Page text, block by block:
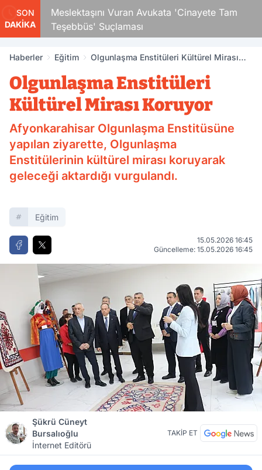
SON
DAKİKA
Meslektaşını Vuran Avukata 'Cinayete Tam
Teşebbüs' Suçlaması
Haberler Eğitim
Olgunlaşma Enstitüleri Kültürel Mirası
Olgunlaşma Enstitüleri
Kültürel Mirası Koruyor
Afyonkarahisar Olgunlaşma Enstitüsüne
yapılan ziyarette, Olgunlaşma
Enstitülerinin kültürel mirası koruyarak
geleceği aktardığı vurgulandı.
Eğitim
15.05.2026 16:45
Güncelleme: 15.05.2026 16:45
Şükrü Cüneyt
Bursalıoğlu
İnternet Editörü
TAKİP ET